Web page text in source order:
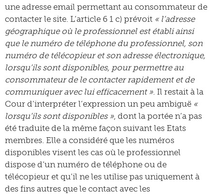
une adresse email permettant au consommateur de
contacter le site. L’article 6 1 c) prévoit « l’adresse
géographique où le professionnel est établi ainsi
que le numéro de téléphone du professionnel, son
numéro de télécopieur et son adresse électronique,
lorsqu’ils sont disponibles, pour permettre au
consommateur de le contacter rapidement et de
communiquer avec lui efficacement ». Il restait à la
Cour d’interpréter l’expression un peu ambiguë «
lorsqu’ils sont disponibles », dont la portée n’a pas
été traduite de la même façon suivant les Etats
membres. Elle a considéré que les numéros
disponibles visent les cas où le professionnel
dispose d’un numéro de téléphone ou de
télécopieur et qu’il ne les utilise pas uniquement à
des fins autres que le contact avec les